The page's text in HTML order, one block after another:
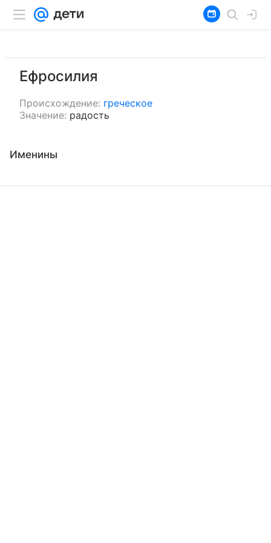
Ефросилия
Происхождение: греческое
Значение: радость
Именины